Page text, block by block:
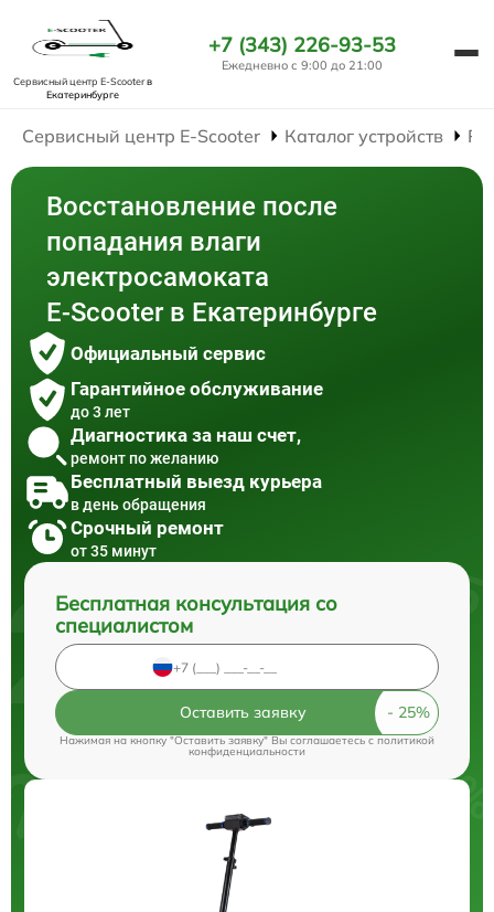
Сервисный центр E-Scooterв
Екатеринбурге
+7 (343) 226-93-53
Ежедневно с 9:00 до 21:00
Сервисный центр E-Scooter Каталог устройств
Восстановление после
попадания влаги
электросамоката
E-Scooter в Екатеринбурге
Официальный сервис
Гарантийное обслуживание
до 3 лет
Диагностика за наш счет,
ремонт по желанию
Бесплатный выезд курьера
в день обращения
Срочный ремонт
от 35 минут
Бесплатная консультация со
специалистом
Оставить заявку
Нажимая на кнопку "Оставить заявку" Вы соглашаетесь cполитикой
конфиденциальности